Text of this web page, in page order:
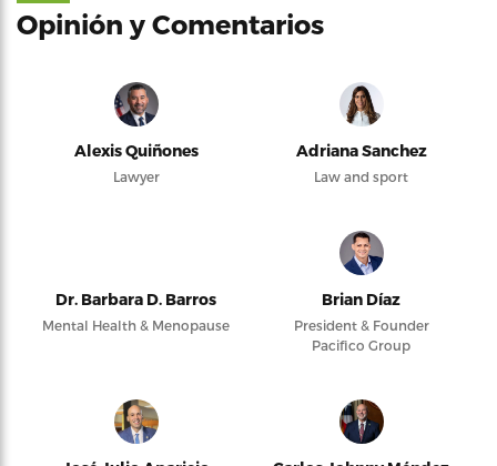
Opinión y Comentarios
Alexis Quiñones
Lawyer
Adriana Sanchez
Law and sport
Dr. Barbara D. Barros
Mental Health & Menopause
Brian Díaz
President & Founder
Pacifico Group